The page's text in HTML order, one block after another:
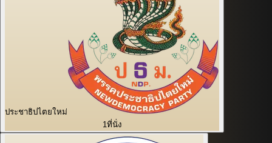
ประชาธิปไตยใหม่
1ที่นั่ง